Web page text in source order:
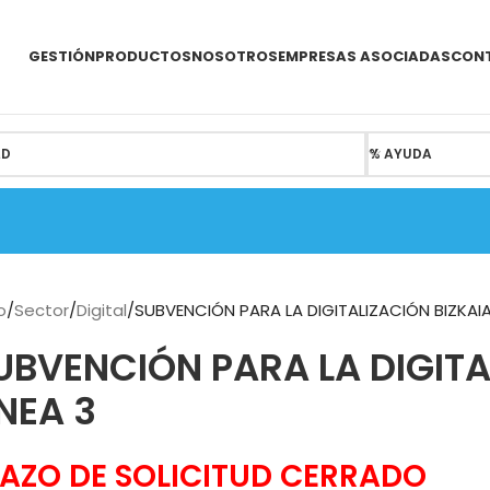
GESTIÓNPRODUCTOSNOSOTROSEMPRESAS ASOCIADAS
% AYUDA
Sector Digital SUBVENCIÓN PARA LA DIGITALIZACIÓN
PARA LA
3
DE SOLICITUD CERRADO